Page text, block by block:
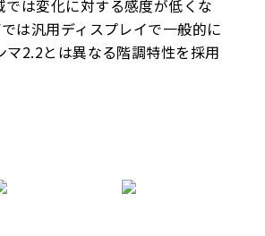
では変化に対する感度が低くな
は汎用ディスプレイで一般的に
マ2.2とは異なる階調特性を採用